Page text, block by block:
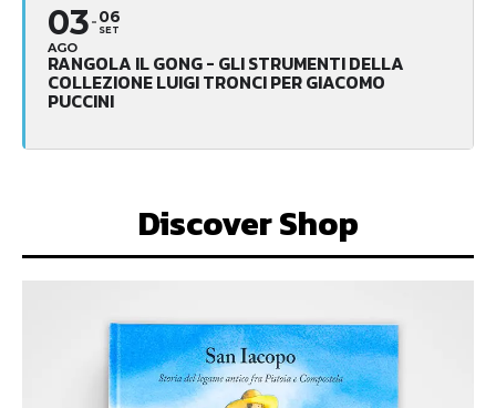
03
AGO
06
SET
RANGOLA IL GONG - GLI STRUMENTI DELLA
COLLEZIONE LUIGI TRONCI PER GIACOMO
PUCCINI
Discover Shop